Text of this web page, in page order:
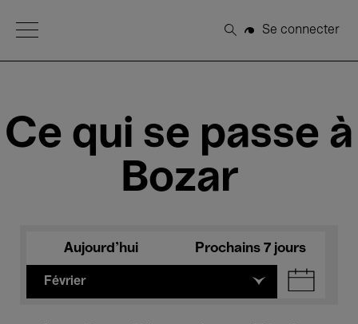
Open Menu
Rechercher
Se connecter
Ce qui se passe à
Bozar
Aujourd'hui Prochains 7 jours
Février